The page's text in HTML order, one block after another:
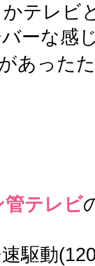
テレビ
ーな感
あった
テレビ
駆動